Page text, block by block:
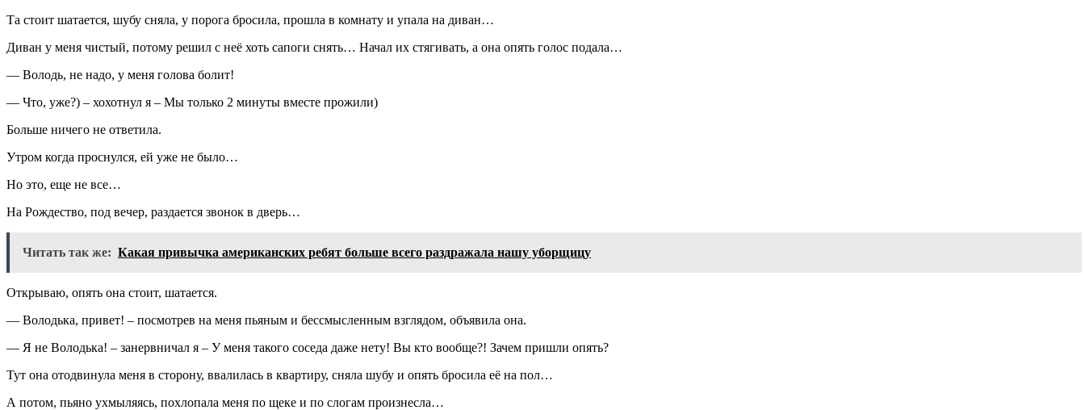
Та стоит шатается, шубу сняла, у порога бросила, прошла в комнату и упала на диван…
Диван у меня чистый, потому решил с неё хоть сапоги снять… Начал их стягивать, а она опять голос подала…
— Володь, не надо, у меня голова болит!
— Что, уже?) – хохотнул я – Мы только 2 минуты вместе прожили)
Больше ничего не ответила.
Утром когда проснулся, ей уже не было…
Но это, еще не все…
На Рождество, под вечер, раздается звонок в дверь…
Читать так же: Какая привычка американских ребят больше всего раздражала нашу уборщицу
Открываю, опять она стоит, шатается.
— Володька, привет! – посмотрев на меня пьяным и бессмысленным взглядом, объявила она.
— Я не Володька! – занервничал я – У меня такого соседа даже нету! Вы кто вообще?! Зачем пришли опять?
Тут она отодвинула меня в сторону, ввалилась в квартиру, сняла шубу и опять бросила её на пол…
А потом, пьяно ухмыляясь, похлопала меня по щеке и по слогам произнесла…